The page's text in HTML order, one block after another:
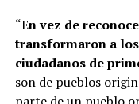
“En vez de
transformaron a
ciudadanos de
son de pueblos